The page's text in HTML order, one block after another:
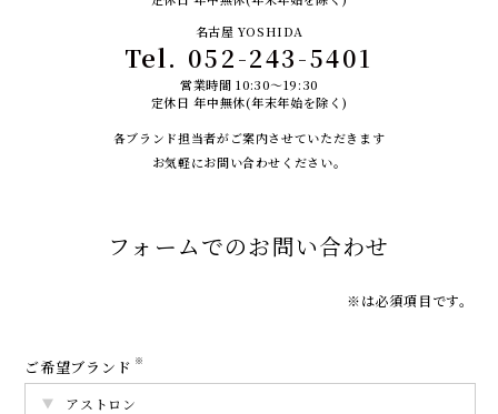
名古屋 YOSHIDA
Tel. 052-243-5401
営業時間 10:30～19:30
定休日 年中無休(年末年始を除く)
各ブランド担当者がご案内させていただきます
お気軽にお問い合わせください。
フォームでのお問い合わせ
※は必須項目です。
ご希望ブランド ※